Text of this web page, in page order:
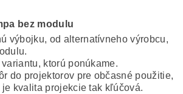
bez modulu
výbojku, od alternatívneho výrobcu,
ktorú ponúkame.
do projektorov pre občasné použitie,
kvalita projekcie tak kľúčová.